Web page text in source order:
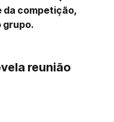
da competição,
grupo.
reunião